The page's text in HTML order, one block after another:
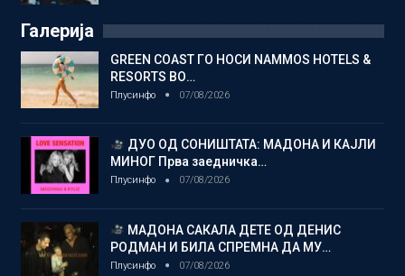
Галерија
GREEN COAST ГО НОСИ NAMMOS HOTELS &
RESORTS ВО…
Плусинфо 07/08/2026
ДУО ОД СОНИШТАТА: МАДОНА И КАЈЛИ
МИНОГ Прва заедничка…
Плусинфо 07/08/2026
МАДОНА САКАЛА ДЕТЕ ОД ДЕНИС
РОДМАН И БИЛА СПРЕМНА ДА МУ…
Плусинфо 07/08/2026